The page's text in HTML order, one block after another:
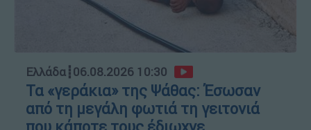
Ελλάδα┋06.08.2026 10:30
Τα «γεράκια» της Ψάθας: Έσωσαν
από τη μεγάλη φωτιά τη γειτονιά